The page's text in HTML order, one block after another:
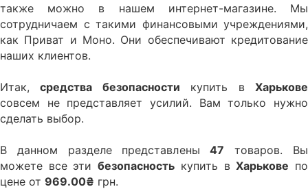
также можно в нашем интернет-магазине. Мы
сотрудничаем с такими финансовыми учреждениями,
как Приват и Моно. Они обеспечивают кредитование
наших клиентов.
Итак,средства безопасности купить вХарькове
совсем не представляет усилий. Вам только нужно
сделать выбор.
В данном разделе представлены47 товаров. Вы
можете все этибезопасность купить вХарькове по
цене от 969.00₴ грн.